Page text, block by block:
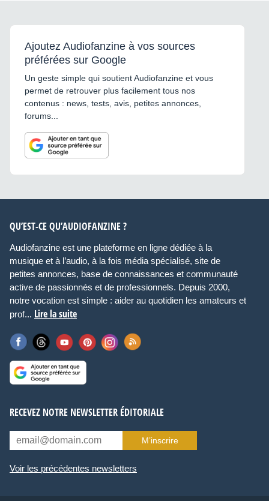
Ajoutez Audiofanzine à vos sources
préférées sur Google
Un geste simple qui soutient Audiofanzine et vous
permet de retrouver plus facilement tous nos
contenus : news, tests, avis, petites annonces,
forums...
QU’EST-CE QU’AUDIOFANZINE ?
Audiofanzine est une plateforme en ligne dédiée à la
musique et à l’audio, à la fois média spécialisé, site de
petites annonces, base de connaissances et communauté
active de passionnés et de professionnels. Depuis 2000,
notre vocation est simple : aider au quotidien les amateurs et
prof... Lire la suite
RECEVEZ NOTRE NEWSLETTER ÉDITORIALE
M’inscrire
Voir les précédentes newsletters